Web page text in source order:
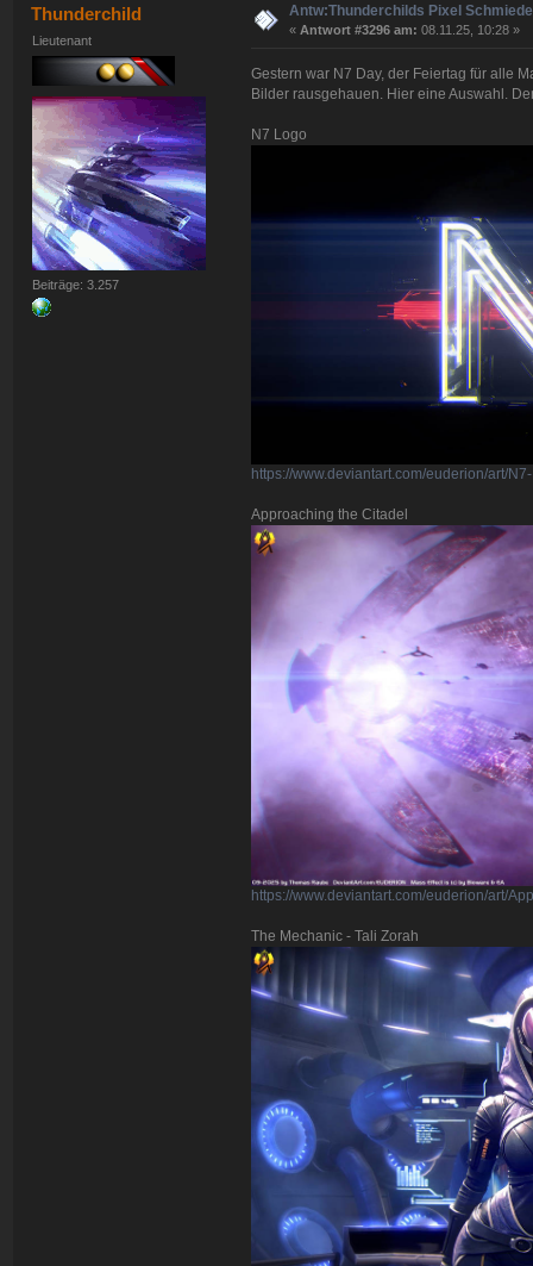
Thunderchild
Lieutenant
Beiträge: 3.257
Antw:Thunderchilds Pixel Schmiede
« Antwort #3296 am: 08.11.25, 10:28 »
Gestern war N7 Day, der Feiertag für alle
Bilder rausgehauen. Hier eine Auswahl.
N7 Logo
https://www.deviantart.com/euderion/art/
Approaching the Citadel
https://www.deviantart.com/euderion/art/
The Mechanic - Tali Zorah